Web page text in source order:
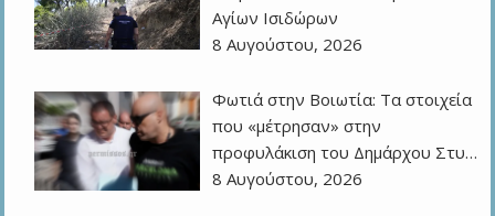
Αγίων Ισιδώρων
8 Αυγούστου, 2026
Φωτιά στην Βοιωτία: Τα στοιχεία
που «μέτρησαν» στην
προφυλάκιση του Δημάρχου Στυ…
8 Αυγούστου, 2026